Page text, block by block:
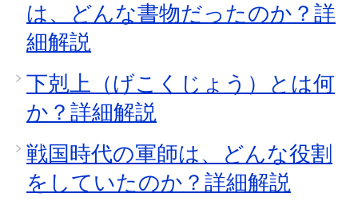
は、どんな書物だったのか？詳
細解説
下剋上（げこくじょう）とは何
か？詳細解説
戦国時代の軍師は、どんな役割
をしていたのか？詳細解説